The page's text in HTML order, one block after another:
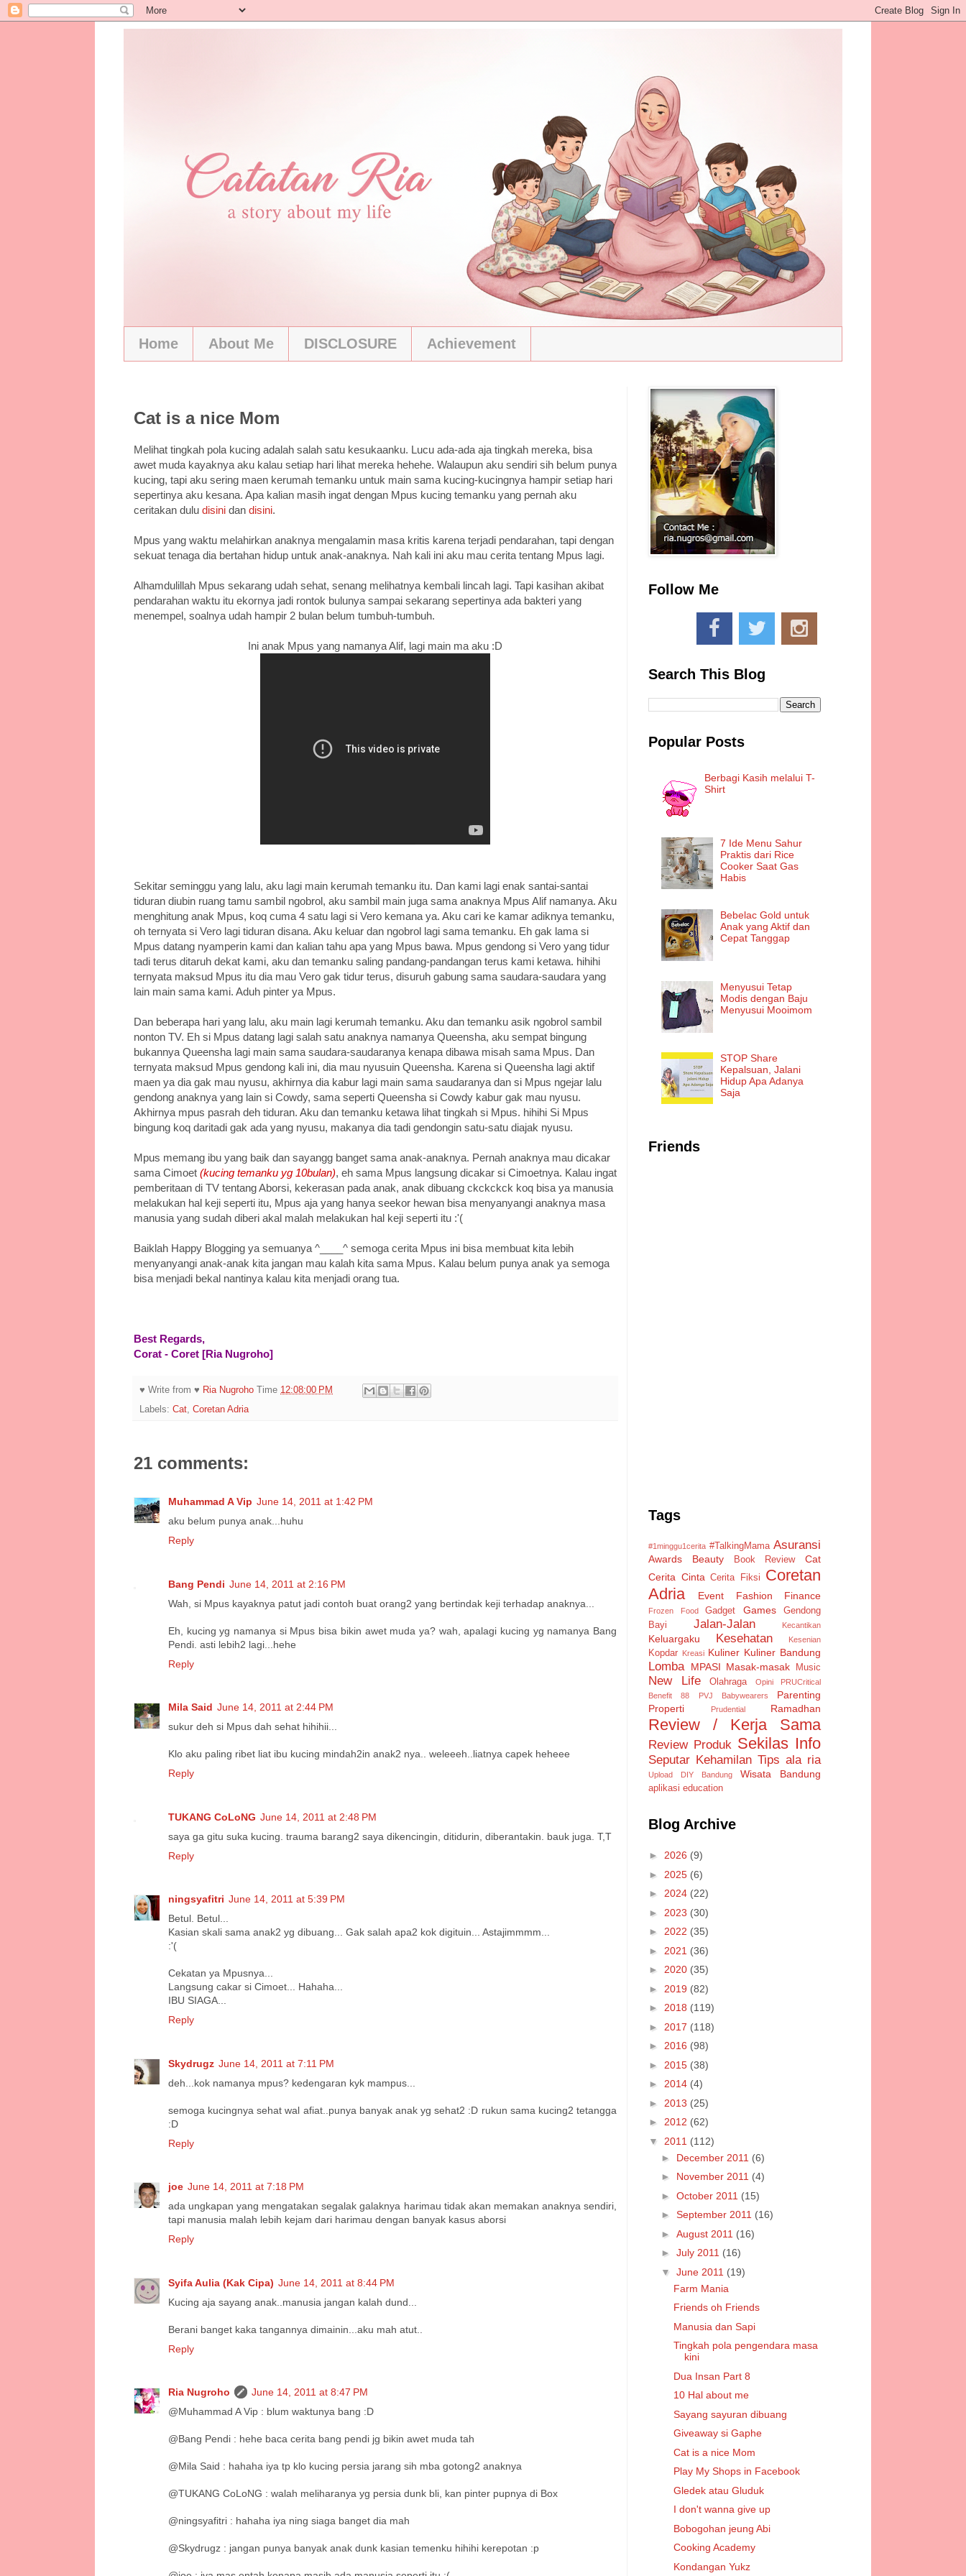
Home About Me DISCLOSURE Achievement
Cat is a nice Mom
Melihat tingkah pola kucing adalah salah satu kesukaanku. Lucu ada-ada aja tingkah mereka, bisa
awet muda kayaknya aku kalau setiap hari lihat mereka hehehe. Walaupun aku sendiri sih belum punya
kucing, tapi aku sering maen kerumah temanku untuk main sama kucing-kucingnya hampir setiap hari
sepertinya aku kesana. Apa kalian masih ingat dengan Mpus kucing temanku yang pernah aku
ceritakan dulu disini dan disini.
Mpus yang waktu melahirkan anaknya mengalamin masa kritis karena terjadi pendarahan, tapi dengan
sekuat tenaga dia bertahan hidup untuk anak-anaknya. Nah kali ini aku mau cerita tentang Mpus lagi.
Alhamdulillah Mpus sekarang udah sehat, senang melihatnya kembali lincah lagi. Tapi kasihan akibat
pendarahan waktu itu ekornya jadi rontok bulunya sampai sekarang sepertinya ada bakteri yang
menempel, soalnya udah hampir 2 bulan belum tumbuh-tumbuh.
Ini anak Mpus yang namanya Alif, lagi main ma aku :D
Sekitar seminggu yang lalu, aku lagi main kerumah temanku itu. Dan kami lagi enak santai-santai
tiduran diubin ruang tamu sambil ngobrol, aku sambil main juga sama anaknya Mpus Alif namanya. Aku
menghitung anak Mpus, koq cuma 4 satu lagi si Vero kemana ya. Aku cari ke kamar adiknya temanku,
oh ternyata si Vero lagi tiduran disana. Aku keluar dan ngobrol lagi sama temanku. Eh gak lama si
Mpus datang nyamperin kami dan kalian tahu apa yang Mpus bawa. Mpus gendong si Vero yang tidur
tadi terus ditaruh dekat kami, aku dan temanku saling pandang-pandangan terus kami ketawa. hihihi
ternyata maksud Mpus itu dia mau Vero gak tidur terus, disuruh gabung sama saudara-saudara yang
lain main sama kami. Aduh pinter ya Mpus.
Dan beberapa hari yang lalu, aku main lagi kerumah temanku. Aku dan temanku asik ngobrol sambil
nonton TV. Eh si Mpus datang lagi salah satu anaknya namanya Queensha, aku sempat bingung
bukannya Queensha lagi main sama saudara-saudaranya kenapa dibawa misah sama Mpus. Dan
ternyata maksud Mpus gendong kali ini, dia mau nyusuin Queensha. Karena si Queensha lagi aktif
maen ya dia gak mau nyusu, akhirnya dia kabur lagi main sama saudaranya dan si Mpus ngejar lalu
gendong anaknya yang lain si Cowdy, sama seperti Queensha si Cowdy kabur gak mau nyusu.
Akhirnya mpus pasrah deh tiduran. Aku dan temanku ketawa lihat tingkah si Mpus. hihihi Si Mpus
bingung koq daritadi gak ada yang nyusu, makanya dia tadi gendongin satu-satu diajak nyusu.
Mpus memang ibu yang baik dan sayangg banget sama anak-anaknya. Pernah anaknya mau dicakar
sama Cimoet (kucing temanku yg 10bulan), eh sama Mpus langsung dicakar si Cimoetnya. Kalau ingat
pemberitaan di TV tentang Aborsi, kekerasan pada anak, anak dibuang ckckckck koq bisa ya manusia
melakukan hal keji seperti itu, Mpus aja yang hanya seekor hewan bisa menyanyangi anaknya masa
manusia yang sudah diberi akal malah melakukan hal keji seperti itu :'(
Baiklah Happy Blogging ya semuanya ^____^ semoga cerita Mpus ini bisa membuat kita lebih
menyanyangi anak-anak kita jangan mau kalah kita sama Mpus. Kalau belum punya anak ya semoga
bisa menjadi bekal nantinya kalau kita menjadi orang tua.
Best Regards,
Corat - Coret [Ria Nugroho]
♥ Write from ♥ Ria Nugroho Time 12:08:00 PM
Labels: Cat, Coretan Adria
21 comments:
Muhammad A Vip June 14, 2011 at 1:42 PM
aku belum punya anak...huhu
Reply
Bang Pendi June 14, 2011 at 2:16 PM
Wah, si Mpus kayaknya patut jadi contoh buat orang2 yang bertindak keji terhadap anaknya...
Eh, kucing yg namanya si Mpus bisa bikin awet muda ya? wah, apalagi kucing yg namanya Bang
Pendi. asti lebih2 lagi...hehe
Reply
Mila Said June 14, 2011 at 2:44 PM
sukur deh si Mpus dah sehat hihihii...
Klo aku paling ribet liat ibu kucing mindah2in anak2 nya.. weleeeh..liatnya capek heheee
Reply
TUKANG CoLoNG June 14, 2011 at 2:48 PM
saya ga gitu suka kucing. trauma barang2 saya dikencingin, ditidurin, diberantakin. bauk juga. T,T
Reply
ningsyafitri June 14, 2011 at 5:39 PM
Betul. Betul...
Kasian skali sama anak2 yg dibuang... Gak salah apa2 kok digituin... Astajimmmm...
:'(
Cekatan ya Mpusnya...
Langsung cakar si Cimoet... Hahaha...
IBU SIAGA...
Reply
Skydrugz June 14, 2011 at 7:11 PM
deh...kok namanya mpus? kedengaran kyk mampus...
semoga kucingnya sehat wal afiat..punya banyak anak yg sehat2 :D rukun sama kucing2 tetangga
:D
Reply
joe June 14, 2011 at 7:18 PM
ada ungkapan yang mengatakan segalak galaknya harimau tidak akan memakan anaknya sendiri,
tapi manusia malah lebih kejam dari harimau dengan banyak kasus aborsi
Reply
Syifa Aulia (Kak Cipa) June 14, 2011 at 8:44 PM
Kucing aja sayang anak..manusia jangan kalah dund...
Berani banget kaka tangannya dimainin...aku mah atut..
Reply
Ria Nugroho
June 14, 2011 at 8:47 PM
@Muhammad A Vip : blum waktunya bang :D
@Bang Pendi : hehe baca cerita bang pendi jg bikin awet muda tah
@Mila Said : hahaha iya tp klo kucing persia jarang sih mba gotong2 anaknya
@TUKANG CoLoNG : walah meliharanya yg persia dunk bli, kan pinter pupnya di Box
@ningsyafitri : hahaha iya ning siaga banget dia mah
@Skydrugz : jangan punya banyak anak dunk kasian temenku hihihi kerepotan :p
Follow Me
Search This Blog
Popular Posts
Berbagi Kasih melalui T-
Shirt
7 Ide Menu Sahur
Praktis dari Rice
Cooker Saat Gas
Habis
Bebelac Gold untuk
Anak yang Aktif dan
Cepat Tanggap
Menyusui Tetap
Modis dengan Baju
Menyusui Mooimom
STOP Share
Kepalsuan, Jalani
Hidup Apa Adanya
Saja
Friends
Tags
#1minggu1cerita #TalkingMama Asuransi
Awards Beauty Book Review
Cat
Cerita Cinta Cerita Fiksi
Coretan
Adria
Event Fashion Finance
Frozen Food Gadget Games
Gendong
Bayi
Jalan-Jalan Kecantikan
Keluargaku Kesehatan Kesenian
Kopdar Kreasi Kuliner Kuliner Bandung
Lomba MPASI Masak-masak Music
New Life Olahraga Opini
PRUCritical
Benefit 88
PVJ Babywearers
Parenting
Properti
Prudential Ramadhan
Review / Kerja Sama
Review Produk Sekilas Info
Seputar Kehamilan Tips ala ria
Upload DIY Bandung Wisata Bandung
aplikasi education
Blog Archive
► 2026 (9)
► 2025 (6)
► 2024 (22)
► 2023 (30)
► 2022 (35)
► 2021 (36)
► 2020 (35)
► 2019 (82)
► 2018 (119)
► 2017 (118)
► 2016 (98)
► 2015 (38)
► 2014 (4)
► 2013 (25)
► 2012 (62)
▼ 2011 (112)
► December 2011 (6)
► November 2011 (4)
► October 2011 (15)
► September 2011 (16)
► August 2011 (16)
► July 2011 (16)
▼ June 2011 (19)
Farm Mania
Friends oh Friends
Manusia dan Sapi
Tingkah pola pengendara masa
kini
Dua Insan Part 8
10 Hal about me
Sayang sayuran dibuang
Giveaway si Gaphe
Cat is a nice Mom
Play My Shops in Facebook
Gledek atau Gluduk
I don't wanna give up
Bobogohan jeung Abi
Cooking Academy
Kondangan Yukz